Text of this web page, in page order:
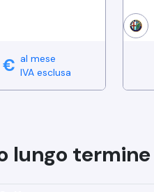
€ al mese
IVA esclusa
lungo termine